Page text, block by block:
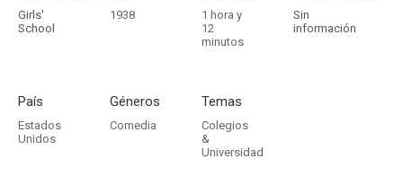
Girls'
School
1938
1 hora y
12
minutos
Sin
información
País
Estados
Unidos
Géneros
Comedia
Temas
Colegios
&
Universidad